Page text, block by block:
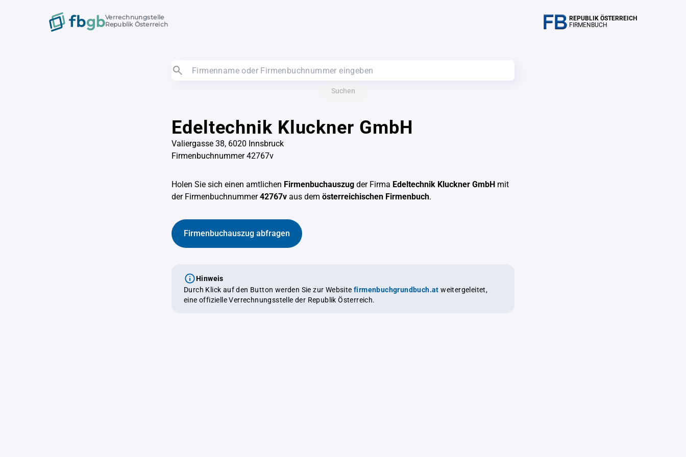
Verrechnungstelle
Republik Österreich
REPUBLIK ÖSTERREICH
FIRMENBUCH
Suchen
Edeltechnik Kluckner GmbH
Valiergasse 38, 6020 Innsbruck
Firmenbuchnummer 42767v
Holen Sie sich einen amtlichen Firmenbuchauszug der Firma Edeltechnik Kluckner GmbH mit
der Firmenbuchnummer42767v aus dem österreichischen Firmenbuch.
Firmenbuchauszug abfragen
Hinweis
Durch Klick auf den Button werden Sie zur Website firmenbuchgrundbuch.at weitergeleitet,
eine offizielle Verrechnungsstelle der Republik Österreich.